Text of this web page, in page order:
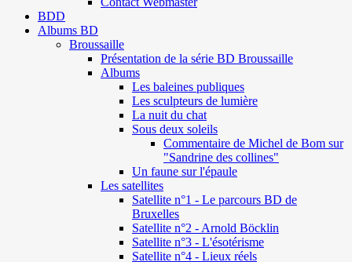
BDD
Albums BD
Broussaille
Présentation de la série BD Broussaille
Albums
Les baleines publiques
Les sculpteurs de lumière
La nuit du chat
Sous deux soleils
Commentaire de Michel de Bom sur
"Sandrine des collines"
Un faune sur l'épaule
Les satellites
Satellite n°1 - Le parcours BD de
Bruxelles
Satellite n°2 - Arnold Böcklin
Satellite n°3 - L'ésotérisme
Satellite n°4 - Lieux réels